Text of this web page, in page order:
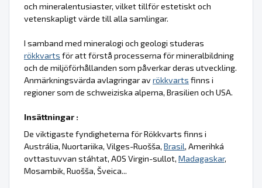
och mineralentusiaster, vilket tillför estetiskt och
vetenskapligt värde till alla samlingar.
I samband med mineralogi och geologi studeras
rökkvarts för att förstå processerna för mineralbildning
och de miljöförhållanden som påverkar deras utveckling.
Anmärkningsvärda avlagringar avrökkvarts finns i
regioner som de schweiziska alperna, Brasilien och USA.
Insättningar :
De viktigaste fyndigheterna för Rökkvarts finns i
Austrália, Nuortariika, Vilges-Ruošša, Brasil, Amerihká
ovttastuvvan stáhtat, AOS Virgin-sullot, Madagaskar,
Mosambik, Ruošša, Šveica...